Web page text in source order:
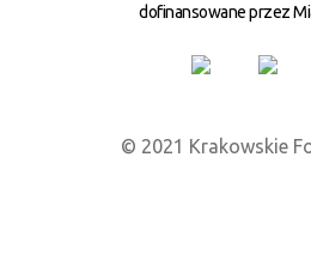
dofinansowane przez
© 2021 Krakowskie